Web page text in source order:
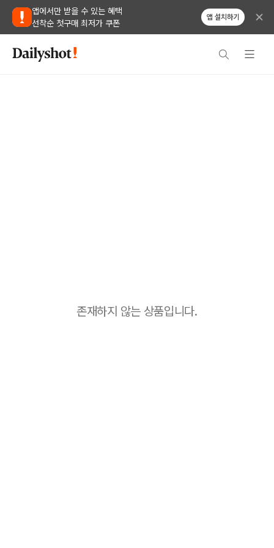
앱에서만 받을 수 있는 혜택
선착순 첫구매 최저가 쿠폰
앱 설치하기
존재하지 않는 상품입니다.